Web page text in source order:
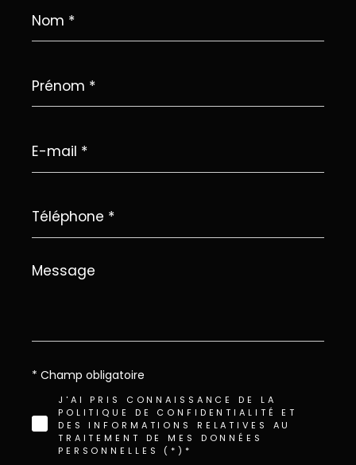
*
*
mail
*
*
Message
*
J'AI PRIS CONNAISSANCE DE LA
POLITIQUE DE CONFIDENTIALITÉ ET
DES INFORMATIONS RELATIVES AU
TRAITEMENT DE MES DONNÉES
PERSONNELLES (*)*
* Champ obligatoire